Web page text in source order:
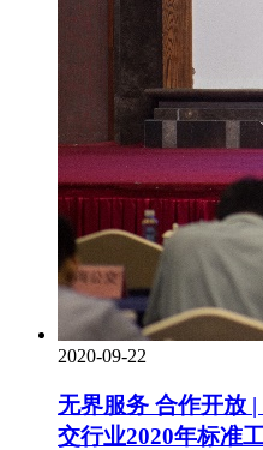
2020-09-22
无界服务 合作开放
交行业2020年标准